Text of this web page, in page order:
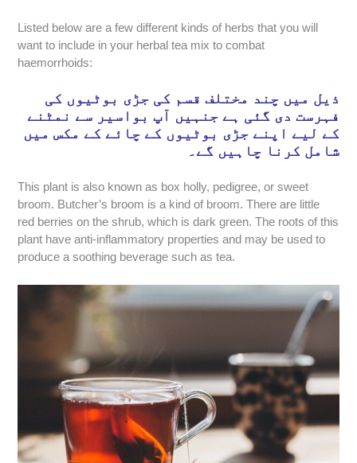
Listed below are a few different kinds of herbs that you will
want to include in your herbal tea mix to combat
haemorrhoids:
ذیل میں چند مختلف قسم کی جڑی بوٹیوں کی
فہرست دی گئی ہے جنہیں آپ بواسیر سے نمٹنے
کے لیے اپنے جڑی بوٹیوں کے چائے کے مکس میں
شامل کرنا چاہیں گے۔
This plant is also known as box holly, pedigree, or sweet
broom. Butcher’s broom is a kind of broom. There are little
red berries on the shrub, which is dark green. The roots of this
plant have anti-inflammatory properties and may be used to
produce a soothing beverage such as tea.